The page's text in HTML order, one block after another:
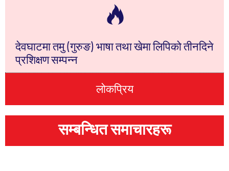
लोकप्रिय
देवघाटमा तमु (गुरुङ) भाषा तथा खेमा लिपिको तीनदिने
प्रशिक्षण सम्पन्न
सम्बन्धित समाचारहरू